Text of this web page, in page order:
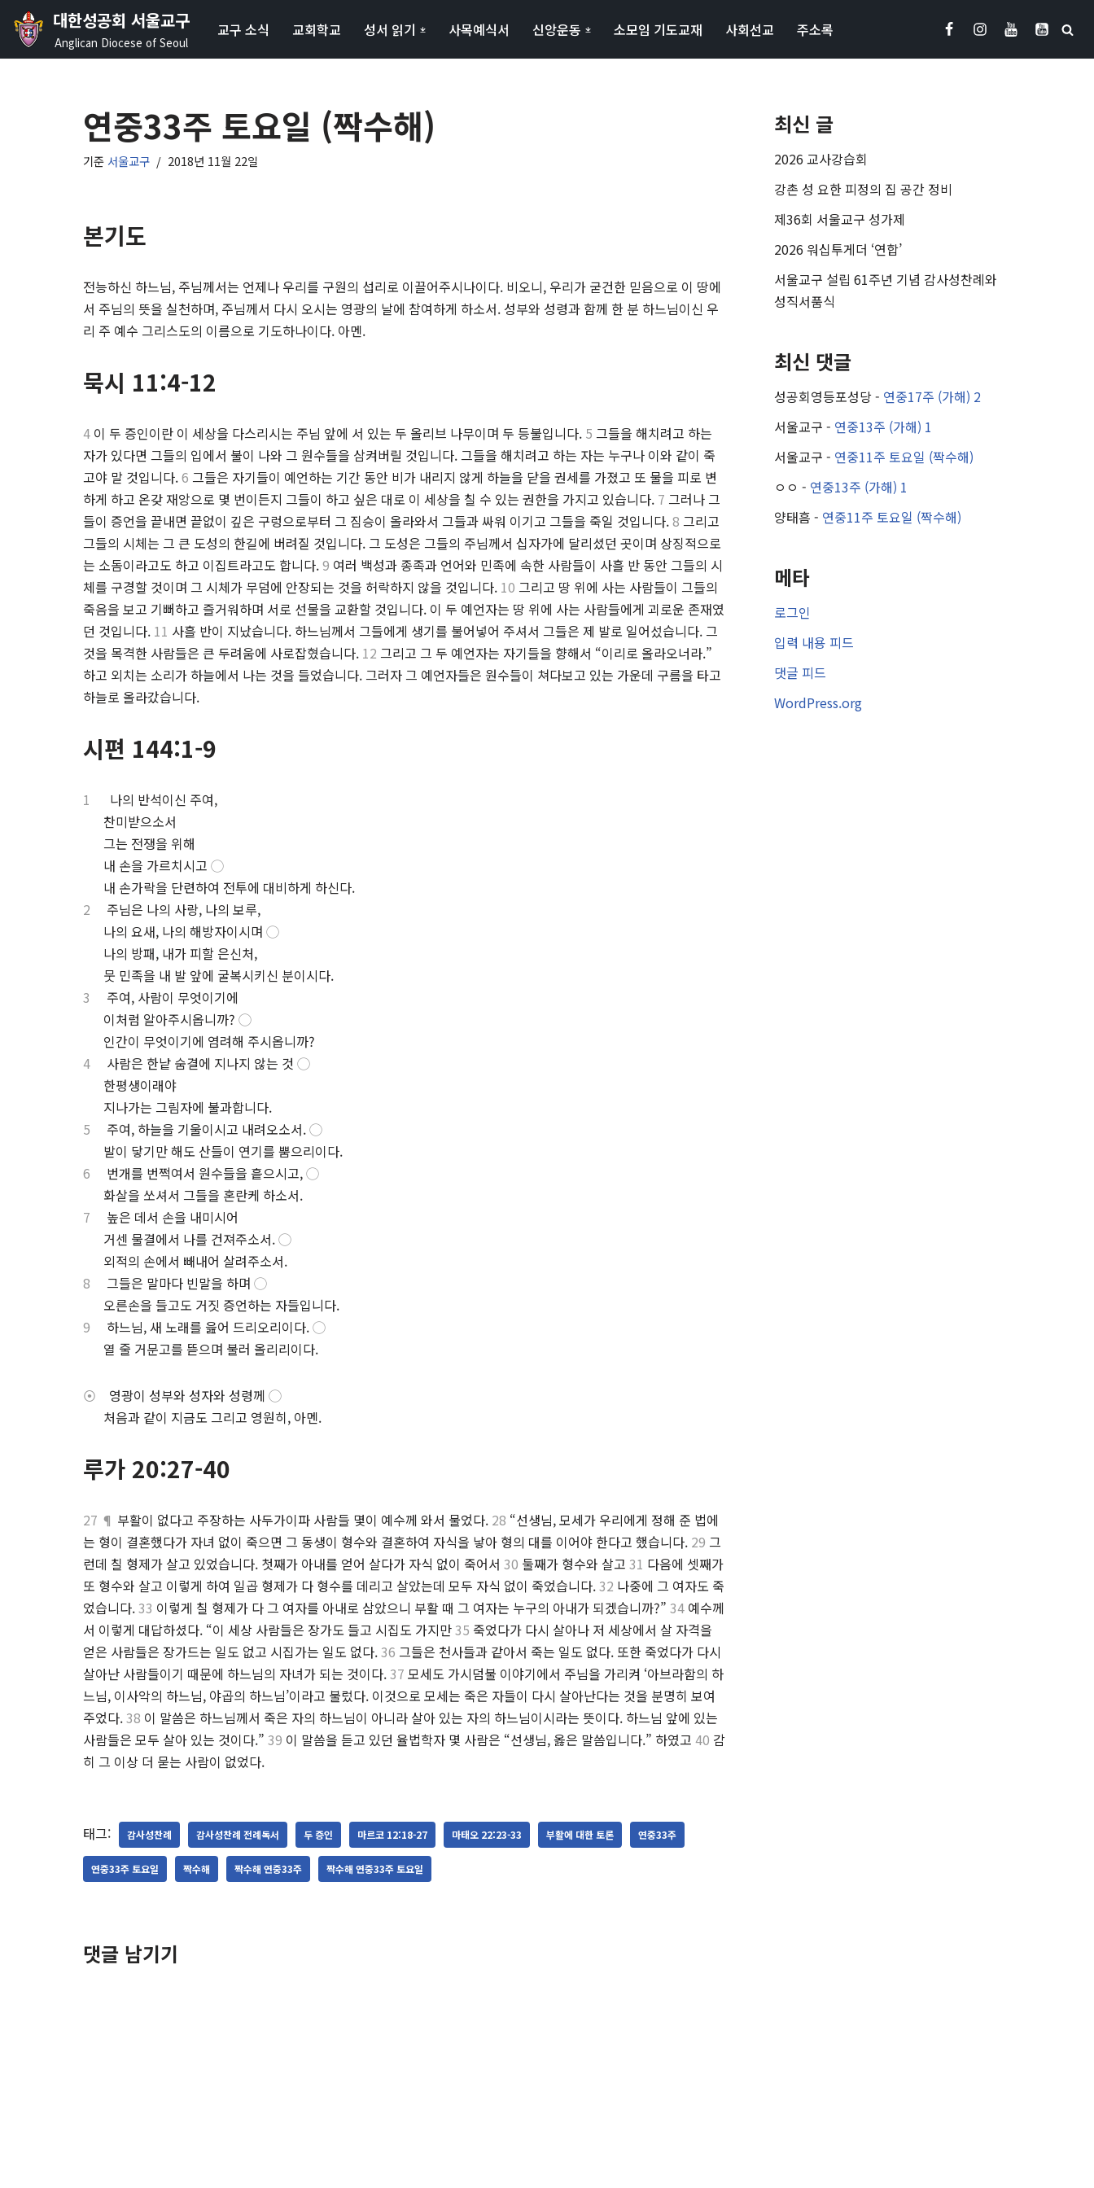
콘
대한성공회 서울교구
Anglican Diocese of Seoul
교구 소식 교회학교 성서 읽기 사목예식서 신앙운동 소모임 기도교재 사회선교 주소록
연중33주 토요일 (짝수해)
기준 서울교구 2018년 11월 22일
본기도
전능하신 하느님, 주님께서는 언제나 우리를 구원의 섭리로 이끌어주시나이다. 비오니, 우리가 굳건한 믿음으로 이 땅에
서 주님의 뜻을 실천하며, 주님께서 다시 오시는 영광의 날에 참여하게 하소서. 성부와 성령과 함께 한 분 하느님이신 우
리 주 예수 그리스도의 이름으로 기도하나이다. 아멘.
묵시 11:4-12
4 이 두 증인이란 이 세상을 다스리시는 주님 앞에 서 있는 두 올리브 나무이며 두 등불입니다. 5 그들을 해치려고 하는
자가 있다면 그들의 입에서 불이 나와 그 원수들을 삼켜버릴 것입니다. 그들을 해치려고 하는 자는 누구나 이와 같이 죽
고야 말 것입니다.6 그들은 자기들이 예언하는 기간 동안 비가 내리지 않게 하늘을 닫을 권세를 가졌고 또 물을 피로 변
하게 하고 온갖 재앙으로 몇 번이든지 그들이 하고 싶은 대로 이 세상을 칠 수 있는 권한을 가지고 있습니다. 7 그러나 그
들이 증언을 끝내면 끝없이 깊은 구렁으로부터 그 짐승이 올라와서 그들과 싸워 이기고 그들을 죽일 것입니다.8 그리고
그들의 시체는 그 큰 도성의 한길에 버려질 것입니다. 그 도성은 그들의 주님께서 십자가에 달리셨던 곳이며 상징적으로
는 소돔이라고도 하고 이집트라고도 합니다.9 여러 백성과 종족과 언어와 민족에 속한 사람들이 사흘 반 동안 그들의 시
체를 구경할 것이며 그 시체가 무덤에 안장되는 것을 허락하지 않을 것입니다. 10 그리고 땅 위에 사는 사람들이 그들의
죽음을 보고 기뻐하고 즐거워하며 서로 선물을 교환할 것입니다. 이 두 예언자는 땅 위에 사는 사람들에게 괴로운 존재였
던 것입니다. 11 사흘 반이 지났습니다. 하느님께서 그들에게 생기를 불어넣어 주셔서 그들은 제 발로 일어섰습니다. 그
것을 목격한 사람들은 큰 두려움에 사로잡혔습니다. 12 그리고 그 두 예언자는 자기들을 향해서 “이리로 올라오너라.”
하고 외치는 소리가 하늘에서 나는 것을 들었습니다. 그러자 그 예언자들은 원수들이 쳐다보고 있는 가운데 구름을 타고
하늘로 올라갔습니다.
시편 144:1-9
1 나의 반석이신 주여,
찬미받으소서
그는 전쟁을 위해
내 손을 가르치시고 ◯
내 손가락을 단련하여 전투에 대비하게 하신다.
2 주님은 나의 사랑, 나의 보루,
나의 요새, 나의 해방자이시며 ◯
나의 방패, 내가 피할 은신처,
뭇 민족을 내 발 앞에 굴복시키신 분이시다.
3 주여, 사람이 무엇이기에
이처럼 알아주시옵니까? ◯
인간이 무엇이기에 염려해 주시옵니까?
4 사람은 한낱 숨결에 지나지 않는 것 ◯
한평생이래야
지나가는 그림자에 불과합니다.
5 주여, 하늘을 기울이시고 내려오소서.◯
발이 닿기만 해도 산들이 연기를 뿜으리이다.
6 번개를 번쩍여서 원수들을 흩으시고,◯
화살을 쏘셔서 그들을 혼란케 하소서.
7 높은 데서 손을 내미시어
거센 물결에서 나를 건져주소서.◯
외적의 손에서 빼내어 살려주소서.
8 그들은 말마다 빈말을 하며 ◯
오른손을 들고도 거짓 증언하는 자들입니다.
9 하느님, 새 노래를 읊어 드리오리이다.◯
열 줄 거문고를 뜯으며 불러 올리리이다.
⦿ 영광이 성부와 성자와 성령께 ◯
처음과 같이 지금도 그리고 영원히, 아멘.
루가 20:27-40
27 ¶ 부활이 없다고 주장하는 사두가이파 사람들 몇이 예수께 와서 물었다. 28 “선생님, 모세가 우리에게 정해 준 법에
는 형이 결혼했다가 자녀 없이 죽으면 그 동생이 형수와 결혼하여 자식을 낳아 형의 대를 이어야 한다고 했습니다. 29 그
런데 칠 형제가 살고 있었습니다. 첫째가 아내를 얻어 살다가 자식 없이 죽어서 30 둘째가 형수와 살고 31 다음에 셋째가
또 형수와 살고 이렇게 하여 일곱 형제가 다 형수를 데리고 살았는데 모두 자식 없이 죽었습니다.32 나중에 그 여자도 죽
었습니다.33 이렇게 칠 형제가 다 그 여자를 아내로 삼았으니 부활 때 그 여자는 누구의 아내가 되겠습니까?” 34 예수께
서 이렇게 대답하셨다. “이 세상 사람들은 장가도 들고 시집도 가지만35 죽었다가 다시 살아나 저 세상에서 살 자격을
얻은 사람들은 장가드는 일도 없고 시집가는 일도 없다.36 그들은 천사들과 같아서 죽는 일도 없다. 또한 죽었다가 다시
살아난 사람들이기 때문에 하느님의 자녀가 되는 것이다.37 모세도 가시덤불 이야기에서 주님을 가리켜 ‘아브라함의 하
느님, 이사악의 하느님, 야곱의 하느님’이라고 불렀다. 이것으로 모세는 죽은 자들이 다시 살아난다는 것을 분명히 보여
주었다.38 이 말씀은 하느님께서 죽은 자의 하느님이 아니라 살아 있는 자의 하느님이시라는 뜻이다. 하느님 앞에 있는
사람들은 모두 살아 있는 것이다.” 39 이 말씀을 듣고 있던 율법학자 몇 사람은 “선생님, 옳은 말씀입니다.” 하였고 40 감
히 그 이상 더 묻는 사람이 없었다.
태그: 감사성찬례 감사성찬례 전례독서 두 증인 마르코 12:18-27 마태오 22:23-33 부활에 대한 토론 연중33주
연중33주 토요일 짝수해 짝수해 연중33주 짝수해 연중33주 토요일
댓글 남기기
최신 글
2026 교사강습회
강촌 성 요한 피정의 집 공간 정비
제36회 서울교구 성가제
2026 워십투게더 ‘연합’
서울교구 설립 61주년 기념 감사성찬례와
성직서품식
최신 댓글
성공회영등포성당- 연중17주 (가해) 2
서울교구 - 연중13주 (가해) 1
서울교구 - 연중11주 토요일 (짝수해)
ㅇㅇ - 연중13주 (가해) 1
양태흠 - 연중11주 토요일 (짝수해)
메타
로그인
입력 내용 피드
댓글 피드
WordPress.org